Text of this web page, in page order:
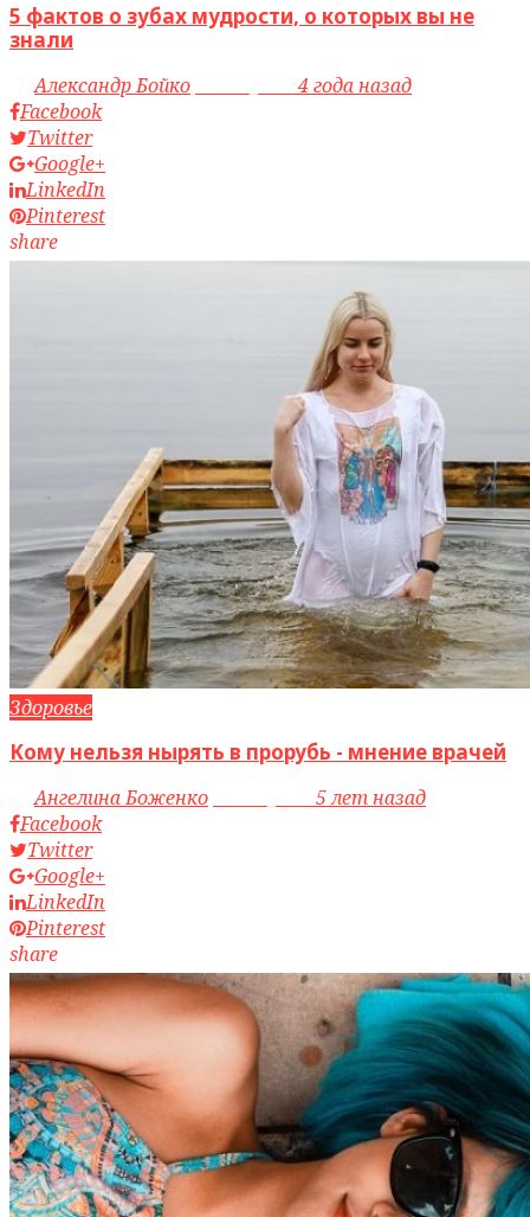
5 фактов о зубах мудрости, о которых вы не
знали
byАлександр Бойко
4 года назад
Facebook
Twitter
Google+
LinkedIn
Pinterest
share
Здоровье
Кому нельзя нырять в прорубь - мнение врачей
byАнгелина Боженко
5 лет назад
Facebook
Twitter
Google+
LinkedIn
Pinterest
share